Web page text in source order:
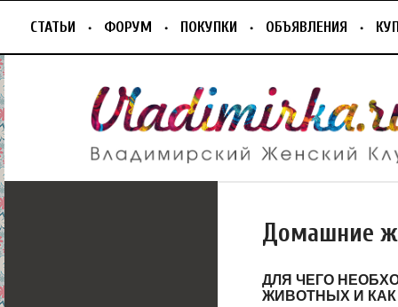
СТАТЬИ ФОРУМ ПОКУПКИ ОБЪЯВЛЕНИЯ
Домашние
ДЛЯ ЧЕГО
ЖИВОТНЫХ И